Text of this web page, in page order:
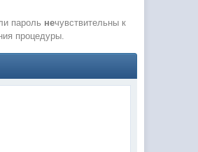
пароль нечувствительны к
процедуры.